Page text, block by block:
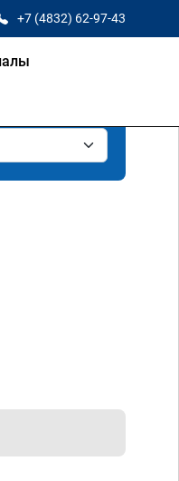
+7 (4832) 62-97-43